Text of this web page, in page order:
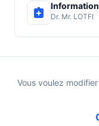
Dr. Mr. LOTFI
Vous voulez